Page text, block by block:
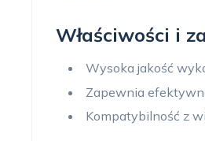
Właściwości i
Wysoka jakość
Zapewnia
Kompatybilność z